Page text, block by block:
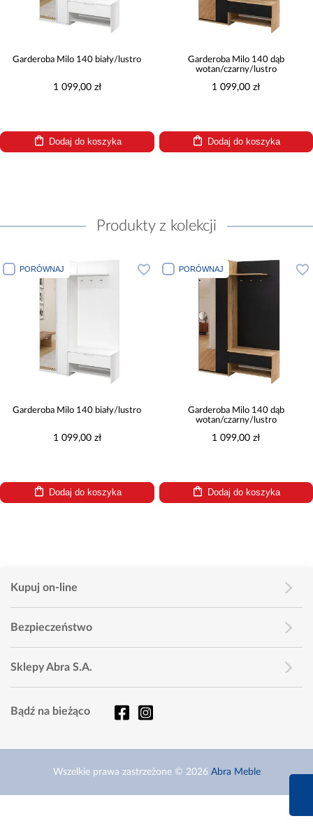
Garderoba Milo 140 biały/lustro
1 099,00 zł
Dodaj do koszyka
Garderoba Milo 140 dąb
wotan/czarny/lustro
1 099,00 zł
Dodaj do koszyka
Produkty z kolekcji
PORÓWNAJ
Garderoba Milo 140 biały/lustro
1 099,00 zł
Dodaj do koszyka
PORÓWNAJ
Garderoba Milo 140 dąb
wotan/czarny/lustro
1 099,00 zł
Dodaj do koszyka
Kupuj on-line
Bezpieczeństwo
Sklepy Abra S.A.
Bądź na bieżąco
Wszelkie prawa zastrzeżone © 2026 Abra Meble